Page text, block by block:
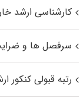
کارشناسی ارشد
سرفصل ها و
رتبه قبولی کنکور